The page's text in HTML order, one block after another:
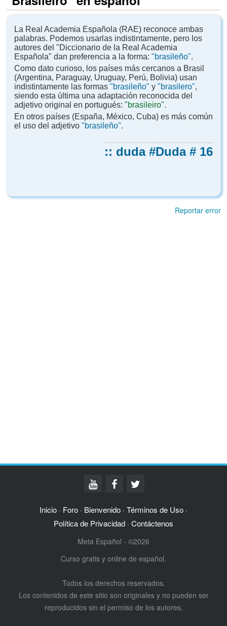
La Real Academia Española (RAE) reconoce ambas
palabras. Podemos usarlas indistintamente, pero los
autores del "Diccionario de la Real Academia
Española" dan preferencia a la forma: "brasileño".
Como dato curioso, los países más cercanos a Brasil
(Argentina, Paraguay, Uruguay, Perú, Bolivia) usan
indistintamente las formas "brasileño" y "brasilero",
siendo esta última una adaptación reconocida del
adjetivo original en portugués: "brasileiro".
En otros países (España, México, Cuba) es más común
el uso del adjetivo "brasileño".
Duda # 16
:: duda #
Reportar error
Inicio · Foro · Bienvenido · Términos de Uso ·
Política de Privacidad · Contáctenos
Meta Español - ©2026
Curso gratis y online de español.
Todos los derechos reservados.
Los contenidos de este sitio son originales y no pueden ser
reproducidos sin el permiso de los autores.